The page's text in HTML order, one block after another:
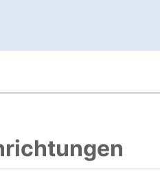
Link, öffnet neues